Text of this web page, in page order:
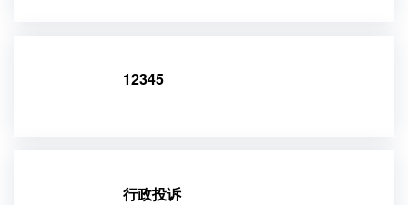
12345
行政投诉